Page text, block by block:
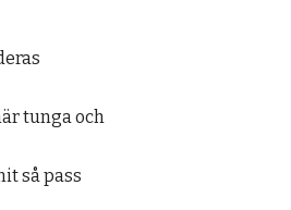
tunga och
så pass